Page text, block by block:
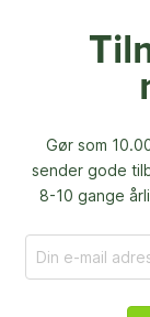
Gør som
sender gode
8-10 gange